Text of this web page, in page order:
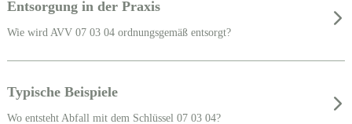
Entsorgung in der Praxis
Wie wird AVV 07 03 04 ordnungsgemäß entsorgt?
Typische Beispiele
Wo entsteht Abfall mit dem Schlüssel 07 03 04?